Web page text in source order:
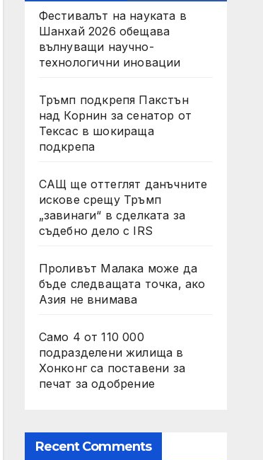
Фестивалът на науката в
Шанхай 2026 обещава
вълнуващи научно-
технологични иновации
Тръмп подкрепя Пакстън
над Корнин за сенатор от
Тексас в шокираща
подкрепа
САЩ ще оттеглят данъчните
искове срещу Тръмп
„завинаги“ в сделката за
съдебно дело с IRS
Проливът Малака може да
бъде следващата точка, ако
Азия не внимава
Само 4 от 110 000
подразделени жилища в
Хонконг са поставени за
печат за одобрение
Recent Comments